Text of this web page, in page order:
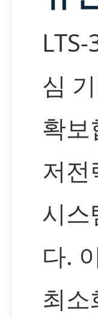
심
확
저
시스
다.
최